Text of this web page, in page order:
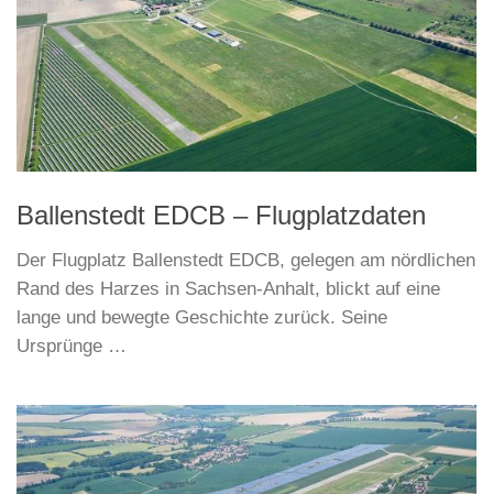
Ballenstedt EDCB – Flugplatzdaten
Der Flugplatz Ballenstedt EDCB, gelegen am nördlichen
Rand des Harzes in Sachsen-Anhalt, blickt auf eine
lange und bewegte Geschichte zurück. Seine
Ursprünge …